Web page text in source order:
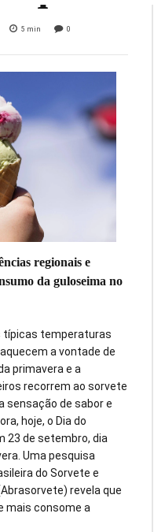
5 min 0
regionais e
da guloseima no
típicas temperaturas
a vontade de
primavera e a
recorrem ao sorvete
sensação de sabor e
hoje, o Dia do
23 de setembro, dia
Uma pesquisa
do Sorvete e
revela que
mais consome a